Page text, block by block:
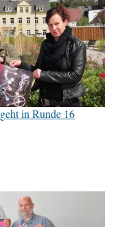
in Runde 16